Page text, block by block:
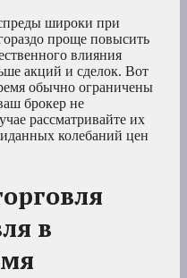
широки при
проще повысить
влияния
акций и сделок. Вот
обычно ограничены
брокер не
рассматривайте их
колебаний цен
в